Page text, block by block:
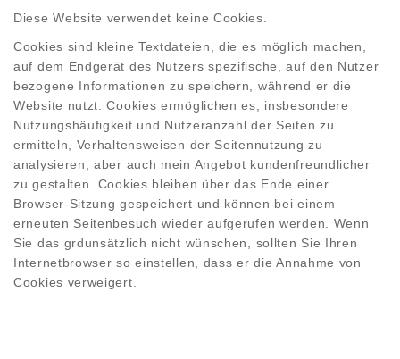
Diese Website verwendet keine Cookies.
Cookies sind kleine Textdateien, die es möglich machen,
auf dem Endgerät des Nutzers spezifische, auf den Nutzer
bezogene Informationen zu speichern, während er die
Website nutzt. Cookies ermöglichen es, insbesondere
Nutzungshäufigkeit und Nutzeranzahl der Seiten zu
ermitteln, Verhaltensweisen der Seitennutzung zu
analysieren, aber auch mein Angebot kundenfreundlicher
zu gestalten. Cookies bleiben über das Ende einer
Browser-Sitzung gespeichert und können bei einem
erneuten Seitenbesuch wieder aufgerufen werden. Wenn
Sie das grdunsätzlich nicht wünschen, sollten Sie Ihren
Internetbrowser so einstellen, dass er die Annahme von
Cookies verweigert.